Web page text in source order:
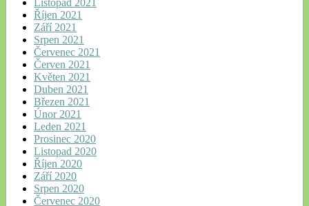
Listopad 2021
Říjen 2021
Září 2021
Srpen 2021
Červenec 2021
Červen 2021
Květen 2021
Duben 2021
Březen 2021
Únor 2021
Leden 2021
Prosinec 2020
Listopad 2020
Říjen 2020
Září 2020
Srpen 2020
Červenec 2020